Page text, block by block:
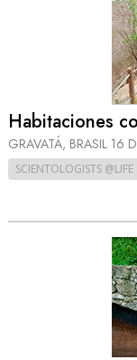
Habitaciones
GRAVATÁ, BRASIL 16
SCIENTOLOGISTS @LIFE